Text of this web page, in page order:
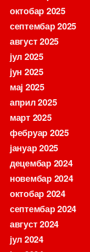
октобар 2025
септембар 2025
август 2025
јул 2025
јун 2025
мај 2025
април 2025
март 2025
фебруар 2025
јануар 2025
децембар 2024
новембар 2024
октобар 2024
септембар 2024
август 2024
јул 2024